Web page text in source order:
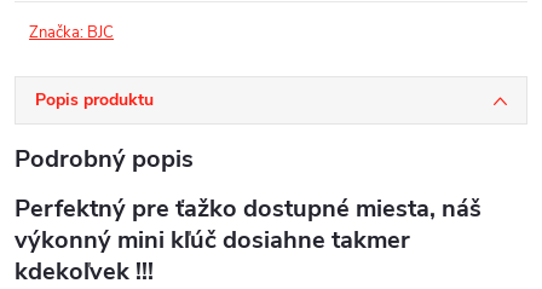
Značka: BJC
Popis produktu
Podrobný popis
Perfektný pre ťažko dostupné miesta, náš
výkonný mini kľúč dosiahne takmer
kdekoľvek !!!